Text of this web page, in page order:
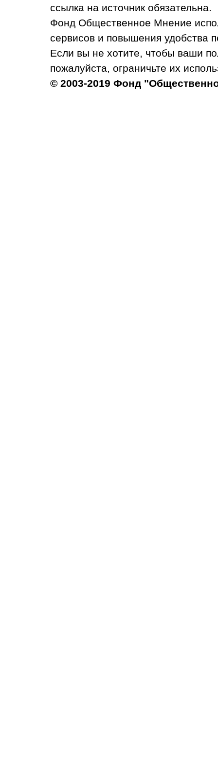
ссылка на источник обязательна.
Фонд Общественное Мнение
сервисов и повышения удобства
Если вы не хотите, чтобы ваши
пожалуйста, ограничьте их
© 2003-2019 Фонд